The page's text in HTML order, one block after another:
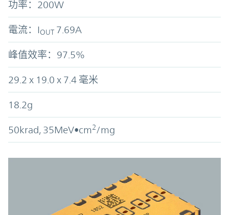
功率：200W
電流：IOUT 7.69A
峰值效率：97.5%
29.2 x 19.0 x 7.4 毫米
18.2g
50krad, 35MeV•cm2/mg